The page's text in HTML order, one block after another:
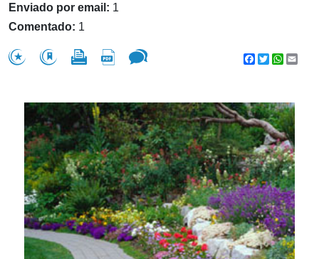
Enviado por email: 1
Comentado: 1
Facebook
Twitter